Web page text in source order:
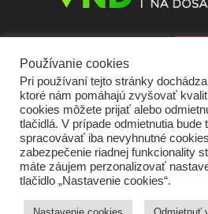
Domov O nás Kontakt Vydavateľ
Podmienky používania
Ochrana súkromia
Používanie cookies
Pri používaní tejto stránky
ktoré nám pomáhajú zvyšovať
cookies môžete prijať alebo
tlačidlá. V prípade odmietnutia bude
spracovávať iba nevyhnutné
zabezpečenie riadnej funkcionality
máte záujem perzonalizovať
tlačidlo „Nastavenie cookies“.